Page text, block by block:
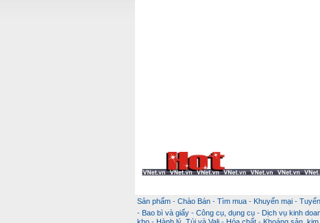
Sản phẩm - Chào Bán - Tìm mua - Khuyến mại -
- Bao bì và giấy - Công cụ, dụng cụ - Dịch vụ kinh